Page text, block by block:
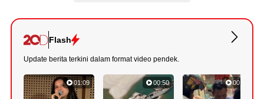
Flash
Update berita terkini dalam format video pendek.
01:09 00:50 00:46